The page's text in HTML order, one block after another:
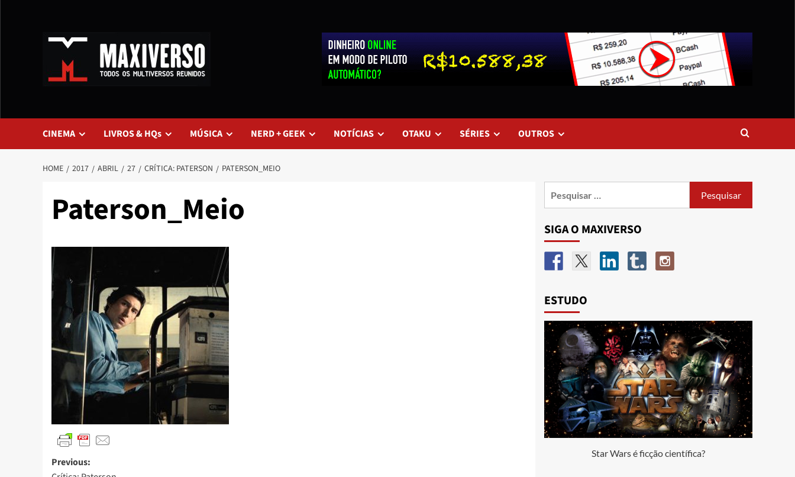
CINEMA LIVROS & HQs MÚSICA NERD + GEEK NOTÍCIAS OTAKU SÉRIES OUTROS
HOME 2017 ABRIL 27 CRÍTICA: PATERSON PATERSON_MEIO
Paterson_Meio
Previous:
SIGA O MAXIVERSO
ESTUDO
Star Wars é ficção científica?